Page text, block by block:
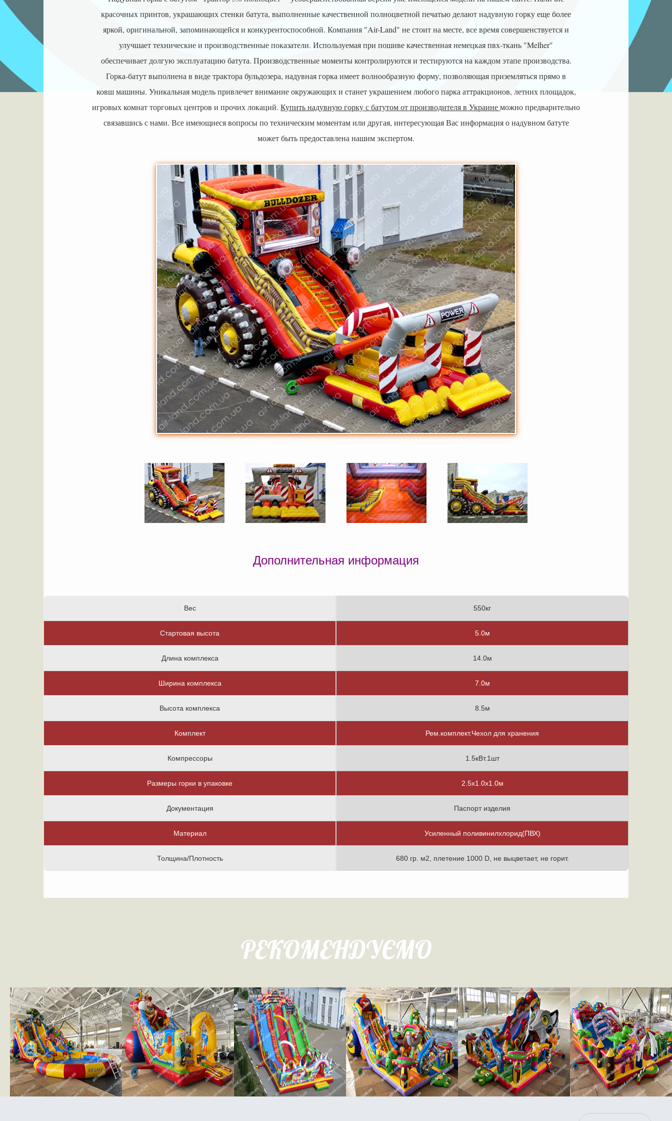
красочных принтов, украшающих стенки батута, выполненные качественной полноцветной печатью делают надувную горку еще более
яркой, оригинальной, запоминающейся и конкурентоспособной. Компания "Air-Land" не стоит на месте, все время совершенствуется и
улучшает технические и производственные показатели. Используемая при пошиве качественная немецкая пвх-ткань "Melher"
обеспечивает долгую эксплуатацию батута. Производственные моменты контролируются и тестируются на каждом этапе производства.
Горка-батутвыполнена в виде трактора бульдозера, надувная горка имеет волнообразную форму, позволяющая приземляться прямо в
ковш машины. Уникальная модель привлечет внимание окружающих и станет украшением любого парка аттракционов, летних площадок,
игровых комнат торговых центров и прочих локаций. Купить надувную горку с батутом от производителя в Украинеможно предварительно
связавшись с нами. Все имеющиеся вопросы по техническим моментам или другая, интересующая Вас информация о надувном батуте
может быть предоставлена нашим экспертом.
Дополнительная информация
Вес
Стартовая высота
Длина комплекса
Ширина комплекса
Высота комплекса
Комплект
Компрессоры
Размеры горки в упаковке
Документация
Материал
Толщина/Плотность
550кг
5.0м
14.0м
7.0м
8.5м
Рем.комплект.Чехол для хранения
1.5кВт.1шт
2.5х1.0х1.0м
Паспорт изделия
Усиленный поливинилхлорид(ПВХ)
680 гр. м2, плетение 1000 D, не выцветает, не горит.
РЕКОМЕНДУЄМО